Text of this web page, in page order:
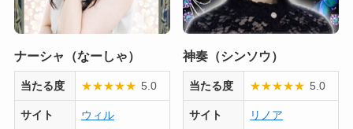
ナーシャ（なーしゃ）
当たる度 ★★★★★ 5.0
サイト ウィル
神奏（シンソウ）
当たる度 ★★★★★ 5.0
サイト リノア